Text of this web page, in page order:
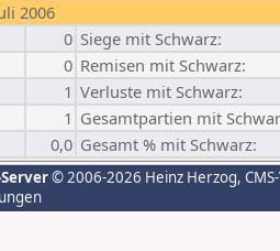
2006
0 Siege mit Schwarz:
0 Remisen mit Schwarz:
1 Verluste mit Schwarz:
1 Gesamtpartien mit
0,0 Gesamt % mit Schwarz:
© 2006-2026 Heinz Herzog,